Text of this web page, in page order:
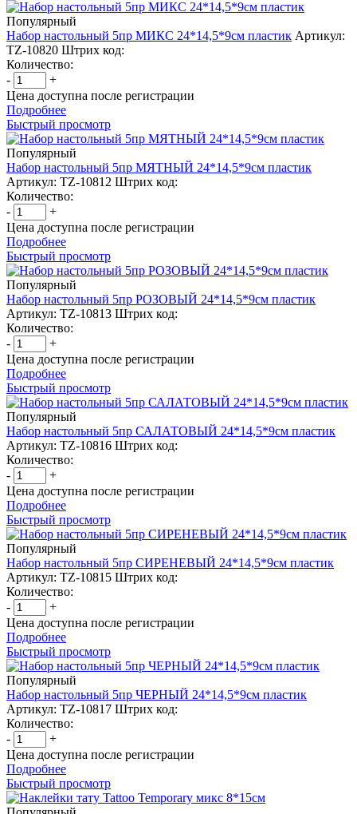
Популярный
Набор настольный 5пр МИКС 24*14,5*9см пластик Артикул:
TZ-10820 Штрих код:
Количество:
-
+
Цена доступна после регистрации
Подробнее
Быстрый просмотр
Популярный
Набор настольный 5пр МЯТНЫЙ 24*14,5*9см пластик
Артикул: TZ-10812 Штрих код:
Количество:
-
+
Цена доступна после регистрации
Подробнее
Быстрый просмотр
Популярный
Набор настольный 5пр РОЗОВЫЙ 24*14,5*9см пластик
Артикул: TZ-10813 Штрих код:
Количество:
-
+
Цена доступна после регистрации
Подробнее
Быстрый просмотр
Популярный
Набор настольный 5пр САЛАТОВЫЙ 24*14,5*9см пластик
Артикул: TZ-10816 Штрих код:
Количество:
-
+
Цена доступна после регистрации
Подробнее
Быстрый просмотр
Популярный
Набор настольный 5пр СИРЕНЕВЫЙ 24*14,5*9см пластик
Артикул: TZ-10815 Штрих код:
Количество:
-
+
Цена доступна после регистрации
Подробнее
Быстрый просмотр
Популярный
Набор настольный 5пр ЧЕРНЫЙ 24*14,5*9см пластик
Артикул: TZ-10817 Штрих код:
Количество:
-
+
Цена доступна после регистрации
Подробнее
Быстрый просмотр